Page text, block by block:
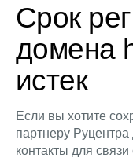
Срок
домена
истек
Если вы хотите
партнеру
контакты для